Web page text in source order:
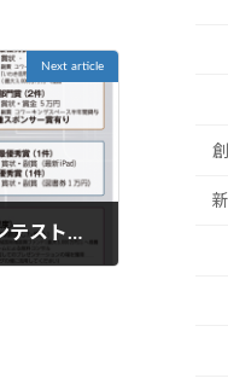
Next article
第17回いわきビジネスプランコンテスト スタートします！